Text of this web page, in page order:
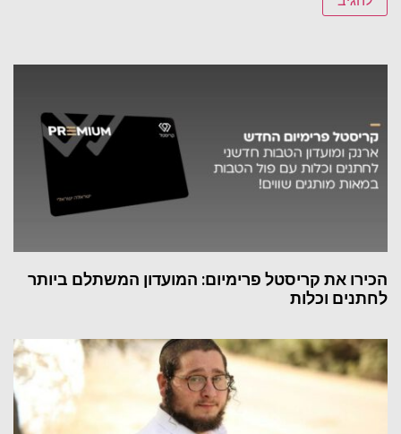
הכירו את קריסטל פרימיום: המועדון המשתלם ביותר
לחתנים וכלות